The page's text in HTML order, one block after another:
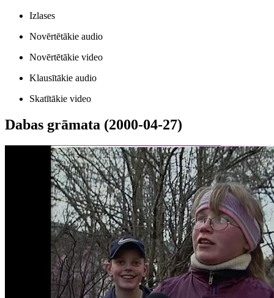
Izlases
Novērtētākie audio
Novērtētākie video
Klausītākie audio
Skatītākie video
Dabas grāmata (2000-04-27)